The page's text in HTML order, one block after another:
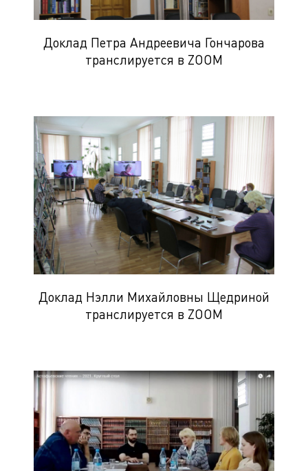
Доклад Петра Андреевича Гончарова
транслируется в ZOOM
Доклад Нэлли Михайловны Щедриной
транслируется в ZOOM